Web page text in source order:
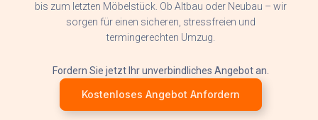
bis zum letzten Möbelstück. Ob Altbau oder Neubau – wir
sorgen für einen sicheren, stressfreien und
termingerechten Umzug.
Fordern Sie jetzt Ihr unverbindliches Angebot an.
Kostenloses Angebot Anfordern